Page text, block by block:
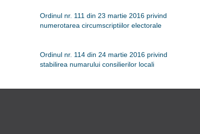
Ordinul nr. 111 din 23 martie 2016 privind
numerotarea circumscriptiilor electorale
Ordinul nr. 114 din 24 martie 2016 privind
stabilirea numarului consilierilor locali